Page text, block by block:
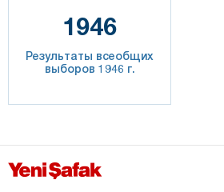
1946
Результаты всеобщих
выборов 1946 г.